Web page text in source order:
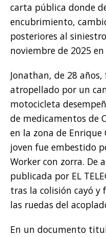
carta pública donde
encubrimiento,
posteriores al
noviembre de 2025
Jonathan, de 28
atropellado por un
motocicleta
de medicamentos de
en la zona de
joven fue embestido
Worker con zorra. De
publicada por EL
tras la colisión cayó y
las ruedas del
En un documento